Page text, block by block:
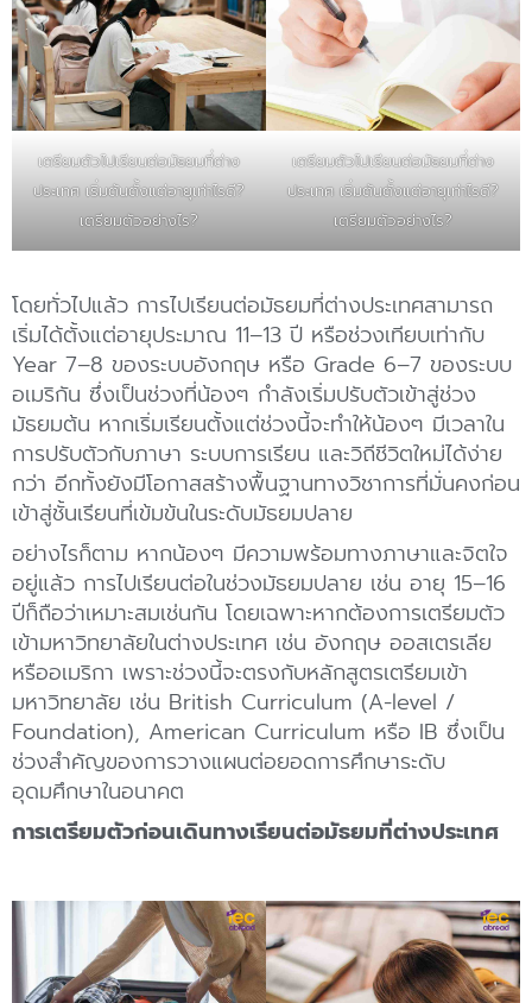
เตรียมตัวไปเรียนต่อมัธยมที่ต่าง
ประเทศ เริ่มต้นตั้งแต่อายุเท่าไรดี?
เตรียมตัวอย่างไร?
เตรียมตัวไปเรียนต่อมัธยมที่ต่าง
ประเทศ เริ่มต้นตั้งแต่อายุเท่าไรดี?
เตรียมตัวอย่างไร?
โดยทั่วไปแล้ว การไปเรียนต่อมัธยมที่ต่างประเทศสามารถ
เริ่มได้ตั้งแต่อายุประมาณ 11–13 ปี หรือช่วงเทียบเท่ากับ
Year 7–8 ของระบบอังกฤษ หรือ Grade 6–7 ของระบบ
อเมริกัน ซึ่งเป็นช่วงที่น้องๆ กำลังเริ่มปรับตัวเข้าสู่ช่วง
มัธยมต้น หากเริ่มเรียนตั้งแต่ช่วงนี้จะทำให้น้องๆ มีเวลาใน
การปรับตัวกับภาษา ระบบการเรียน และวิถีชีวิตใหม่ได้ง่าย
กว่า อีกทั้งยังมีโอกาสสร้างพื้นฐานทางวิชาการที่มั่นคงก่อน
เข้าสู่ชั้นเรียนที่เข้มข้นในระดับมัธยมปลาย
อย่างไรก็ตาม หากน้องๆ มีความพร้อมทางภาษาและจิตใจ
อยู่แล้ว การไปเรียนต่อในช่วงมัธยมปลาย เช่น อายุ 15–16
ปีก็ถือว่าเหมาะสมเช่นกัน โดยเฉพาะหากต้องการเตรียมตัว
เข้ามหาวิทยาลัยในต่างประเทศ เช่น อังกฤษ ออสเตรเลีย
หรืออเมริกา เพราะช่วงนี้จะตรงกับหลักสูตรเตรียมเข้า
มหาวิทยาลัย เช่น British Curriculum (A-level /
Foundation), American Curriculum หรือ IB ซึ่งเป็น
ช่วงสำคัญของการวางแผนต่อยอดการศึกษาระดับ
อุดมศึกษาในอนาคต
การเตรียมตัวก่อนเดินทางเรียนต่อมัธยมที่ต่างประเทศ